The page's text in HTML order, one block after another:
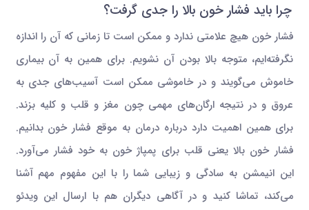
چرا باید فشار خون بالا را جدی گرفت؟
فشار خون هیچ علامتی ندارد و ممکن است تا زمانی که آن را اندازه
نگرفته‌ایم، متوجه بالا بودن آن نشویم. برای همین به آن بیماری
خاموش می‌گویند و در خاموشی ممکن است آسیب‌های جدی به
عروق و در نتیجه ارگان‌های مهمی چون مغز و قلب و کلیه بزند.
برای همین اهمیت دارد درباره درمان به موقع فشار خون بدانیم.
فشار خون بالا یعنی قلب برای پمپاژ خون به خود فشار می‌آورد.
این انیمشن به سادگی و زیبایی شما را با این مفهوم مهم آشنا
می‌کند، تماشا کنید و در آگاهی دیگران هم با ارسال این ویدئو